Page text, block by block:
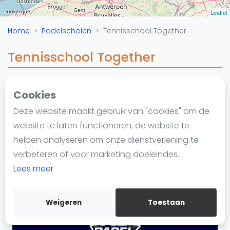
Cookies
Deze website maakt gebruik van "cookies" om de
website te laten functioneren, de website te
helpen analyseren om onze dienstverlening te
verbeteren of voor marketing doeleindes.
Lees meer
Weigeren Toestaan
Nieuws
Blog artikelen
Vragen over padel
Overige
Informatie
Over ons
Contact
Adverteren
Insights
WhatsApp
Join WhatsApp Community
Leaflet
Home Padelscholen Tennisschool Together
Tennisschool Together
Padelschool
Zoetermeer
https://tennispadelschooltogether.nl/
Vanaf €250 Kortingscode: PADELGIDS10